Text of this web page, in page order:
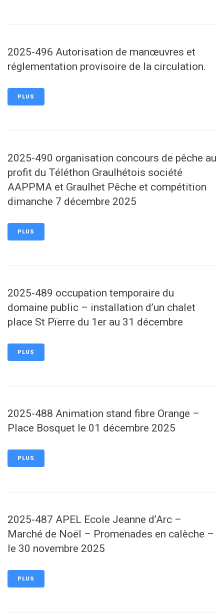
2025-496 Autorisation de manœuvres et
réglementation provisoire de la circulation.
PLUS
2025-490 organisation concours de pêche au
profit du Téléthon Graulhétois société
AAPPMA et Graulhet Pêche et compétition
dimanche 7 décembre 2025
PLUS
2025-489 occupation temporaire du
domaine public – installation d’un chalet
place St Pïerre du 1er au 31 décembre
PLUS
2025-488 Animation stand fibre Orange –
Place Bosquet le 01 décembre 2025
PLUS
2025-487 APEL Ecole Jeanne d’Arc –
Marché de Noël – Promenades en calèche –
le 30 novembre 2025
PLUS